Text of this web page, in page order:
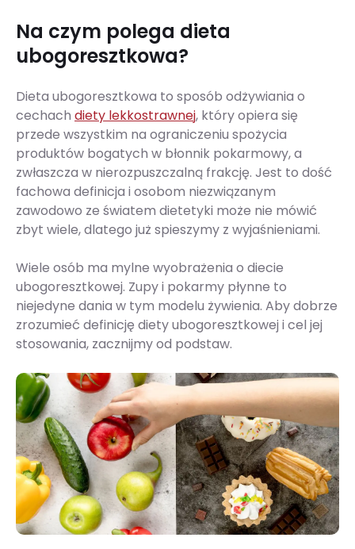
Na czym polega dieta
ubogoresztkowa?
Dieta ubogoresztkowa to sposób odżywiania o
cechach diety lekkostrawnej, który opiera się
przede wszystkim na ograniczeniu spożycia
produktów bogatych w błonnik pokarmowy, a
zwłaszcza w nierozpuszczalną frakcję. Jest to dość
fachowa definicja i osobom niezwiązanym
zawodowo ze światem dietetyki może nie mówić
zbyt wiele, dlatego już spieszymy z wyjaśnieniami.
Wiele osób ma mylne wyobrażenia o diecie
ubogoresztkowej. Zupy i pokarmy płynne to
niejedyne dania w tym modelu żywienia. Aby dobrze
zrozumieć definicję diety ubogoresztkowej i cel jej
stosowania, zacznijmy od podstaw.